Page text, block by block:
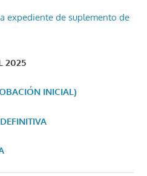
expediente de suplemento de
2025
INICIAL)